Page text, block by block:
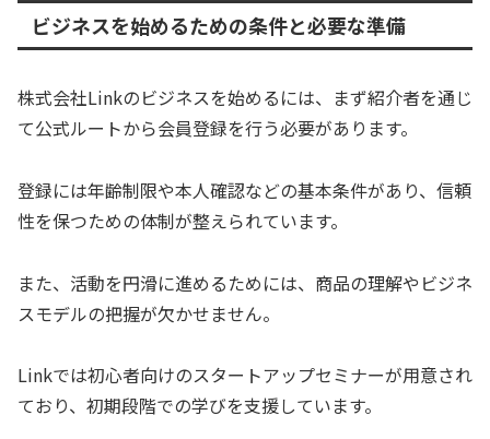
ビジネスを始めるための条件と必要な準備
株式会社Linkのビジネスを始めるには、まず紹介者を通じ
て公式ルートから会員登録を行う必要があります。
登録には年齢制限や本人確認などの基本条件があり、信頼
性を保つための体制が整えられています。
また、活動を円滑に進めるためには、商品の理解やビジネ
スモデルの把握が欠かせません。
Linkでは初心者向けのスタートアップセミナーが用意され
ており、初期段階での学びを支援しています。